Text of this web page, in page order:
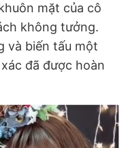
mặt của cô
không tưởng.
và biến tấu một
đã được hoàn